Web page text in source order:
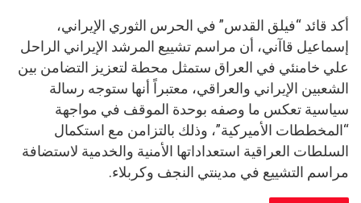
أكد قائد “فيلق القدس” في الحرس الثوري الإيراني،
إسماعيل قاآني، أن مراسم تشييع المرشد الإيراني الراحل
علي خامنئي في العراق ستمثل محطة لتعزيز التضامن بين
الشعبين الإيراني والعراقي، معتبراً أنها ستوجه رسالة
سياسية تعكس ما وصفه بوحدة الموقف في مواجهة
“المخططات الأميركية”، وذلك بالتزامن مع استكمال
السلطات العراقية استعداداتها الأمنية والخدمية لاستضافة
مراسم التشييع في مدينتي النجف وكربلاء.